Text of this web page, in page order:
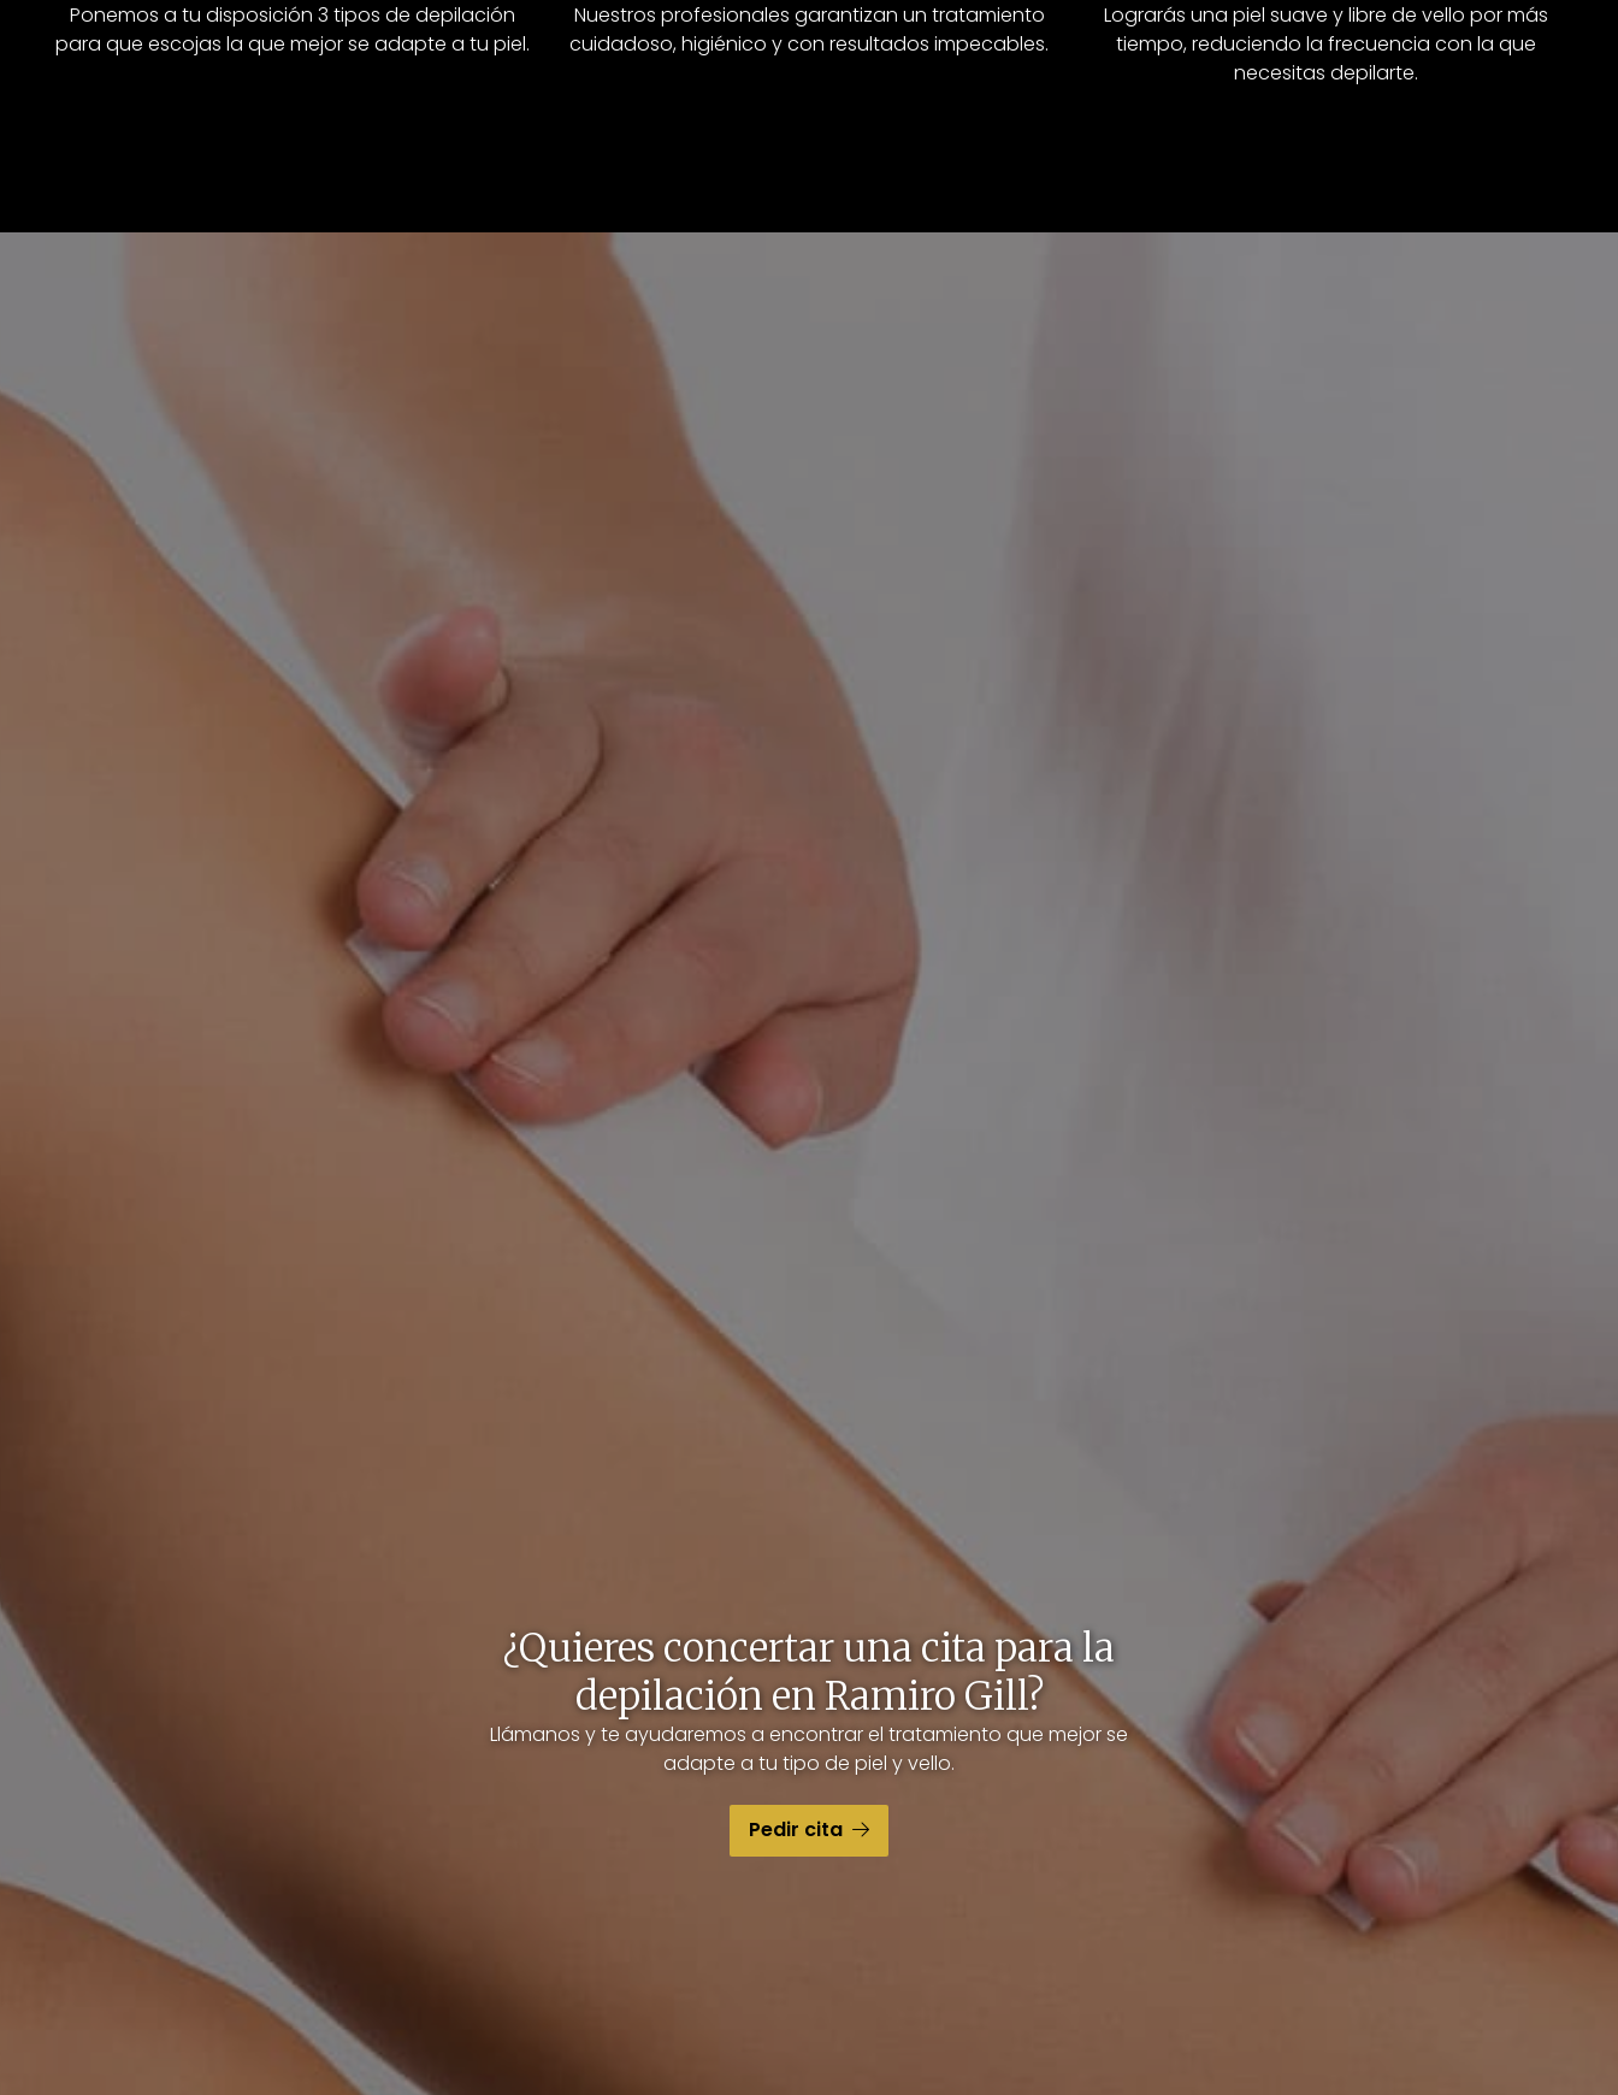
Ponemos a tu disposición 3 tipos de depilación
para que escojas la que mejor se adapte a tu piel.
Nuestros profesionales garantizan un tratamiento
cuidadoso, higiénico y con resultados impecables.
Lograrás una piel suave y libre de vello por más
tiempo, reduciendo la frecuencia con la que
necesitas depilarte.
¿Quieres concertar una cita para la
depilación en Ramiro Gill?
Llámanos y te ayudaremos a encontrar el tratamiento que mejor se
adapte a tu tipo de piel y vello.
Pedir cita